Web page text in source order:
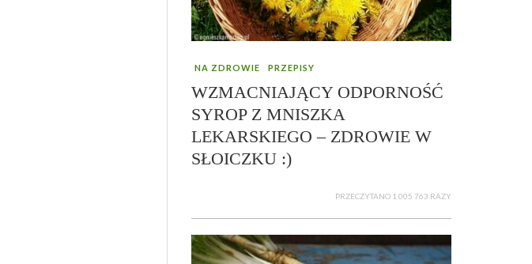
NA ZDROWIE PRZEPISY
WZMACNIAJĄCY ODPORNOŚĆ
SYROP Z MNISZKA
LEKARSKIEGO – ZDROWIE W
SŁOICZKU :)
PRZECZYTANO 1 005 763 RAZY